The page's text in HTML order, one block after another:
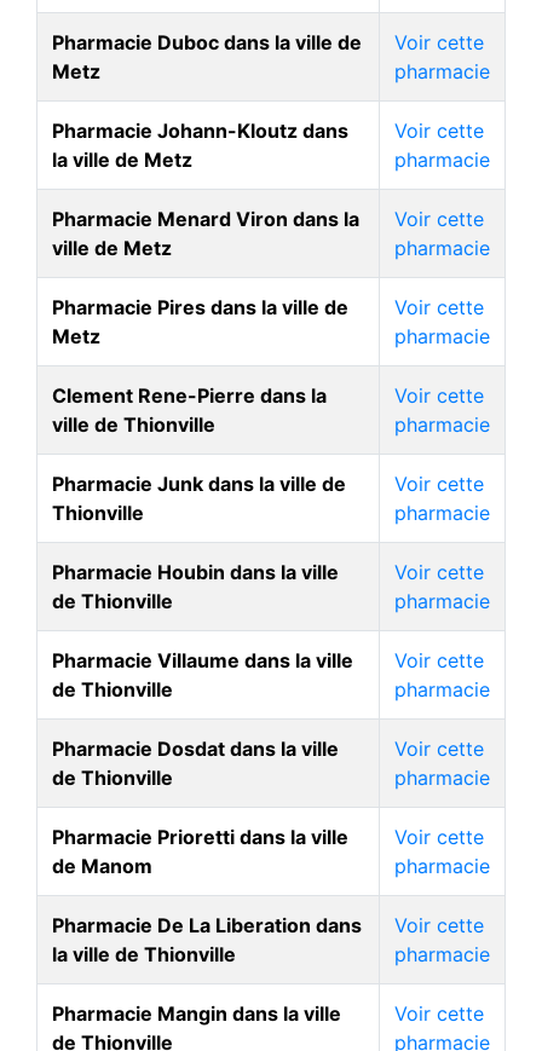
Pharmacie Duboc dans la ville de
Metz
Voir cette
pharmacie
Pharmacie Johann-Kloutz dans
la ville de Metz
Voir cette
pharmacie
Pharmacie Menard Viron dans la
ville de Metz
Voir cette
pharmacie
Pharmacie Pires dans la ville de
Metz
Voir cette
pharmacie
Clement Rene-Pierre dans la
ville de Thionville
Voir cette
pharmacie
Pharmacie Junk dans la ville de
Thionville
Voir cette
pharmacie
Pharmacie Houbin dans la ville
de Thionville
Voir cette
pharmacie
Pharmacie Villaume dans la ville
de Thionville
Voir cette
pharmacie
Pharmacie Dosdat dans la ville
de Thionville
Voir cette
pharmacie
Pharmacie Prioretti dans la ville
de Manom
Voir cette
pharmacie
Pharmacie De La Liberation dans
la ville de Thionville
Voir cette
pharmacie
Pharmacie Mangin dans la ville
de Thionville
Voir cette
pharmacie